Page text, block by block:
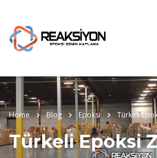
Home Blog Epoksi Türkeli
Türkeli Epoksi